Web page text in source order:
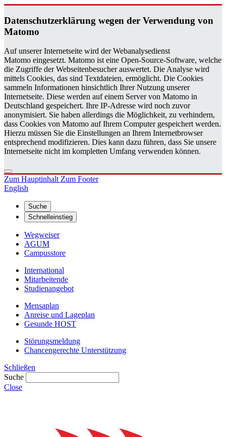
Da­ten­schutz­er­klä­rung wegen der Ver­wen­dung von
Ma­to­mo
Auf unserer Internetseite wird der Webanalysedienst
Matomo eingesetzt. Matomo ist eine Open-Source-Software, welche
die Zugriffe der Webseitenbesucher auswertet. Die Analyse wird
mittels Cookies, das sind Textdateien, ermöglicht. Die Cookies
sammeln Informationen hinsichtlich Ihrer Nutzung unserer
Internetseite. Diese werden auf einem Server von Matomo in
Deutschland gespeichert. Ihre IP-Adresse wird noch zuvor
anonymisiert. Sie haben allerdings die Möglichkeit, zu verhindern,
dass Cookies von Matomo auf Ihrem Computer gespeichert werden.
Hierzu müssen Sie die Einstellungen an Ihrem Internetbrowser
entsprechend modifizieren. Dies kann dazu führen, dass Sie unsere
Internetseite nicht im kompletten Umfang verwenden können.
Zum HauptinhaltZum Footer
English
Suche
Schnelleinstieg
Wegweiser
AGUM
Campusstore
International
Mitarbeitende
Studienangebot
Mensaplan
Anreise und Lageplan
Gesunde HOST
Störungsmeldung
Chancengerechte Unterstützung
Schließen
Suche
Close